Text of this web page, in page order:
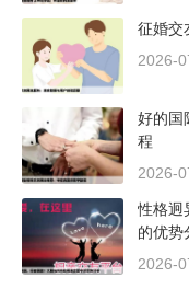
征婚交
2026-
好的国
程
2026-
性格迥
的优势
2026-